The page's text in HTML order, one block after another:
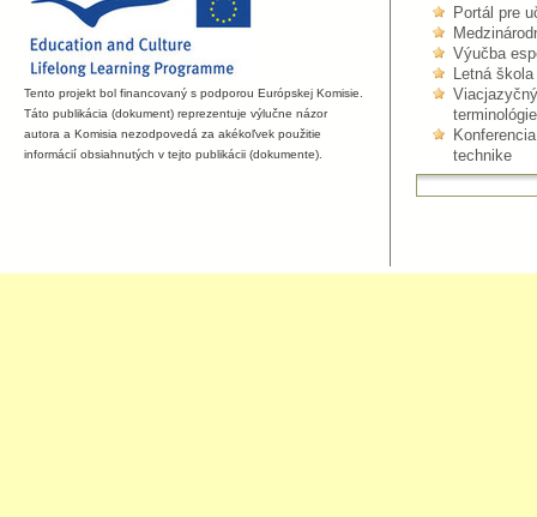
Tento projekt bol financovaný s podporou Európskej Komisie.
Táto publikácia (dokument) reprezentuje výlučne názor
autora a Komisia nezodpovedá za akékoľvek použitie
informácií obsiahnutých v tejto publikácii (dokumente).
Portál pre
Výučba
Letná
terminológie
technike